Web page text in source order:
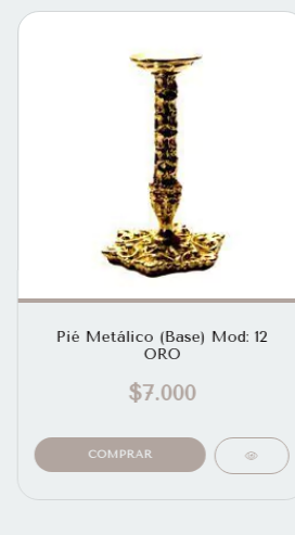
Pié Metálico (Base) Mod: 12
ORO
$7.000